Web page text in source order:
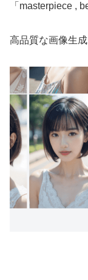
「masterpiece ,
高品質な画像生